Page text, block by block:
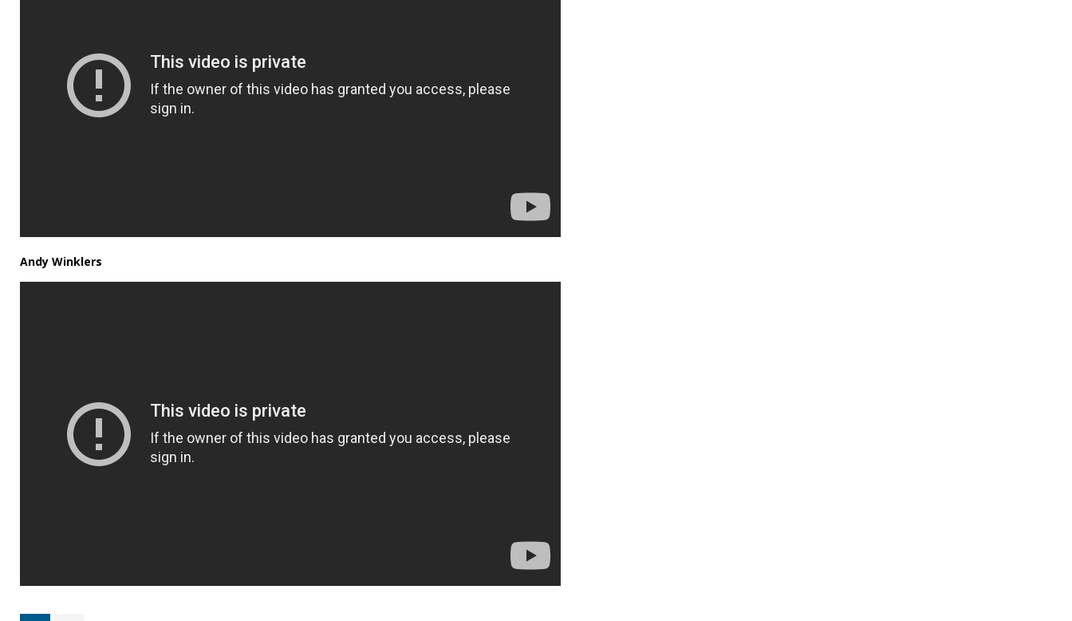
Andy Winklers